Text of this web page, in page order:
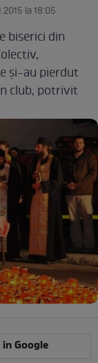
la 18:05
biserici din
şi-au pierdut
club, potrivit
Google